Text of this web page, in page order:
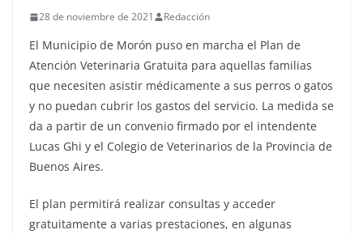
28 de noviembre de 2021 Redacción
El Municipio de Morón puso en marcha el Plan de
Atención Veterinaria Gratuita para aquellas familias
que necesiten asistir médicamente a sus perros o gatos
y no puedan cubrir los gastos del servicio. La medida se
da a partir de un convenio firmado por el intendente
Lucas Ghi y el Colegio de Veterinarios de la Provincia de
Buenos Aires.
El plan permitirá realizar consultas y acceder
gratuitamente a varias prestaciones, en algunas